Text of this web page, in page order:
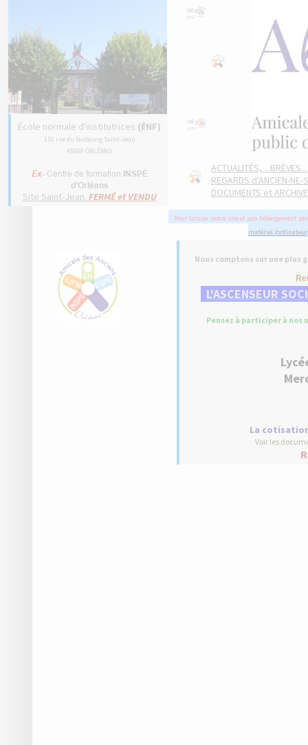
ACTUALITÉS,
REGARDS d'ANCIEN-NE-
DOCUMENTS et
Pour laisser notre site et son hébergement
matériel
Nous comptons sur une
L'ASCENSEUR
Pensez à participer à
La
Voir les
École normale d'institutrices (ÉNF)
110 rue du faubourg Saint-Jean
45000 ORLÉANS
Ex-Centre de formation INSPÉ
d'Orléans
Site Saint-Jean. FERMÉ et VENDU